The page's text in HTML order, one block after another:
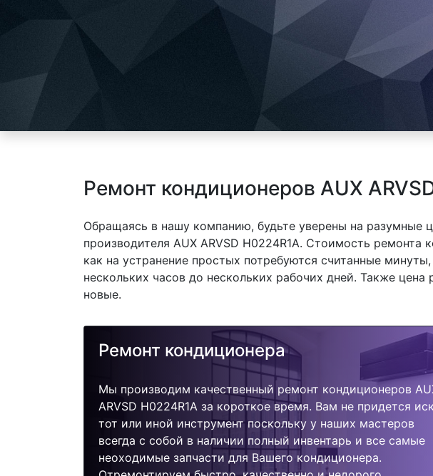
Ремонт кондиционеров AUX
Обращаясь в нашу компанию, будьте уверены на разумные
производителя AUX ARVSD H0224R1A. Стоимость ремонта
как на устранение простых потребуются считанные
нескольких часов до нескольких рабочих дней. Также
новые.
Ремонт кондиционера
Мы производим качественный ремонт кондиционеров
ARVSD H0224R1A за короткое время. Вам не придется
тот или иной инструмент поскольку у наших мастеров
всегда с собой в наличии полный инвентарь и все самые
неоходимые запчасти для Вашего кондиционера.